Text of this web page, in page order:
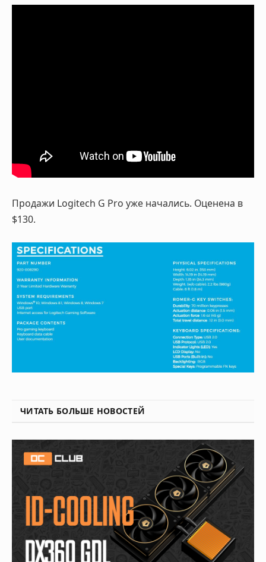
Продажи Logitech G Pro уже начались. Оценена в
$130.
ЧИТАТЬ БОЛЬШЕ НОВОСТЕЙ